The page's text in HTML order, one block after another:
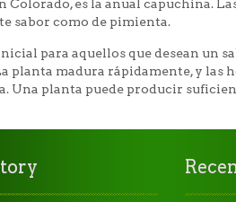
es la anual capuchina.
sabor como de pimienta.
para aquellos que desean un
planta madura rápidamente, y las
Una planta puede producir